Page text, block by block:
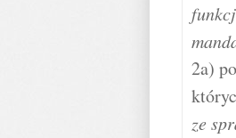
2a)
ze